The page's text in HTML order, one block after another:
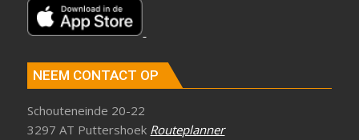
NEEM CONTACT OP
Schouteneinde 20-22
3297 AT Puttershoek Routeplanner